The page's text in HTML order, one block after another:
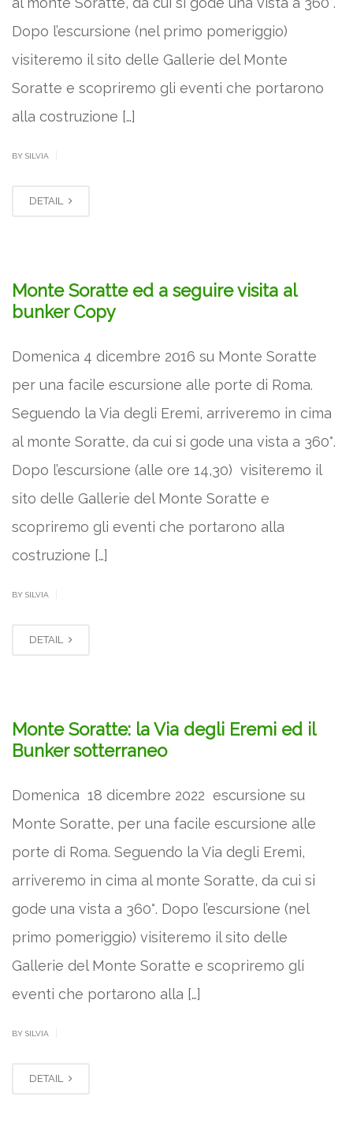
Dopo l’escursione (nel primo pomeriggio)
visiteremo il sito delle Gallerie del Monte
Soratte e scopriremo gli eventi che portarono
alla costruzione […]
BY SILVIA
DETAIL
Monte Soratte ed a seguire visita al
bunker Copy
Domenica 4 dicembre 2016 su Monte Soratte
per una facile escursione alle porte di Roma.
Seguendo la Via degli Eremi, arriveremo in cima
al monte Soratte, da cui si gode una vista a 360°.
Dopo l’escursione (alle ore 14,30) visiteremo il
sito delle Gallerie del Monte Soratte e
scopriremo gli eventi che portarono alla
costruzione […]
BY SILVIA
DETAIL
Monte Soratte: la Via degli Eremi ed il
Bunker sotterraneo
Domenica 18 dicembre 2022 escursione su
Monte Soratte, per una facile escursione alle
porte di Roma. Seguendo la Via degli Eremi,
arriveremo in cima al monte Soratte, da cui si
gode una vista a 360°. Dopo l’escursione (nel
primo pomeriggio) visiteremo il sito delle
Gallerie del Monte Soratte e scopriremo gli
eventi che portarono alla […]
BY SILVIA
DETAIL